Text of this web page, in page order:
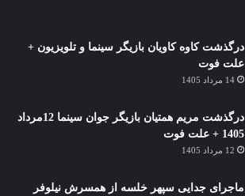
درگذشت کاوه کاویان بازیگر سینما و تلویزیون +
علت فوت
14 مرداد 1405
درگذشت مریم همتیان بازیگر جوان سینما 12مرداد
1405 + علت فوت
12 مرداد 1405
ماجرای جدایی سپهر خلسه از همسرش نیلوفر